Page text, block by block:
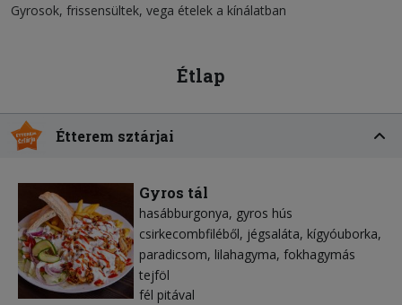
Gyrosok, frissensültek, vega ételek a kínálatban
Étlap
Étterem sztárjai
Gyros tál
hasábburgonya gyros hús
csirkecombfiléből jégsaláta kígyóuborka
paradicsom lilahagyma fokhagymás
tejföl
fél pitával